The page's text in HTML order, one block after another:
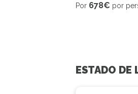
Por 678€ por
ESTADO DE